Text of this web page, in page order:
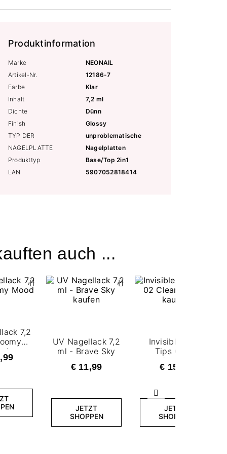
Produktinformation
Marke
NEONAIL
Artikel-Nr.
12186-7
Farbe
Klar
Inhalt
7,2 ml
Dichte
Dünn
Finish
Glossy
TYP DER
NAGELPLATTE
unproblematische
Nagelplatten
Produkttyp
Base/Top 2in1
EAN
5907052818414
auch ...
Weiter
7,2
UV Nagellack 7,2
ml - Brave Sky
€ 11,99
JETZT
SHOPPEN
Invisible Flexi
Tips Clear
Square
€ 15,99
JETZT
SHOPPEN